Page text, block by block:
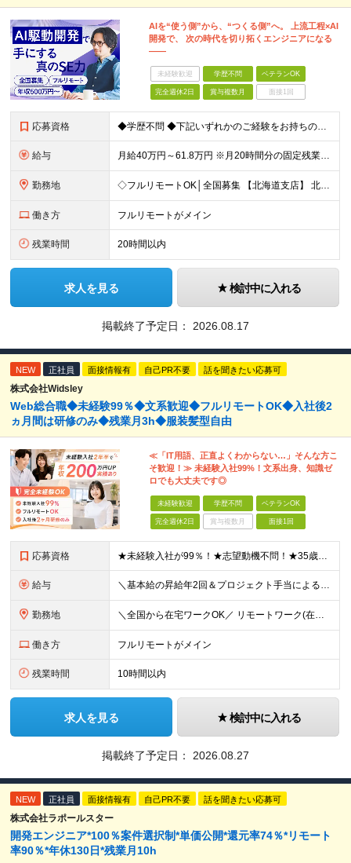
AIを“使う側”から、“つくる側”へ。 上流工程×AI
開発で、 次の時代を切り拓くエンジニアになる
――
未経験歓迎 学歴不問 ベテランOK
完全週休2日 賞与複数月 面接1回
応募資格 ◆学歴不問 ◆下記いずれかのご経験をお持ちの方 ・Webアプリケーション開発の実務経験（目安：7年以上） ・要件定義・基本設計など、上流工程の経験（目安：3年以上） ・Pythonでの開発経験（目安：
給与 月給40万円～61.8万円 ※月20時間分の固定残業代（58,000円～）を含む。超過時間分を別途支給 ※年齢、経験、スキル、前職給与などを考慮のうえ、決定いたします。 ※試用期間6ヶ月あり。期間中
勤務地 ◇フルリモートOK│全国募集 【北海道支店】 北海道札幌市中央区南一条西2丁目5番地 ※(変更の範囲)上記を除く当社関連勤務地 ※通勤不要
働き方 フルリモートがメイン
残業時間 20時間以内
求人を見る 検討中に入れる
掲載終了予定日： 2026.08.17
NEW 正社員 面接情報有 自己PR不要 話を聞きたい応募可
株式会社Widsley
Web総合職◆未経験99％◆文系歓迎◆フルリモートOK◆入社後2
ヵ月間は研修のみ◆残業月3h◆服装髪型自由
≪「IT用語、正直よくわからない…」そんな方こ
そ歓迎！≫ 未経験入社99%！文系出身、知識ゼ
ロでも大丈夫です◎
未経験歓迎 学歴不問 ベテランOK
完全週休2日 賞与複数月 面接1回
応募資格 ★未経験入社が99％！★志望動機不問！★35歳以下（長期キャリア形成のため） ■職種・業界経験不問、第二新卒大歓迎！ ■学歴不問 ≪1つでも当てはまる方にピッタリです≫ ★ChatGPTやAIなど
給与 ＼基本給の昇給年2回＆プロジェクト手当による昇給年12回！！／ 【未経験者の場合】 月給26万円～50万円＋プロジェクト手当＋資格手当 ★スキルや経験を考慮の上、優遇します ★上記給与には固定残業
勤務地 ＼全国から在宅ワークOK／ リモートワーク(在宅勤務)or東京23区、大阪のお客様先での勤務 ★転勤はありません ★希望をもとに配属先を決定します ★リモートワーク率5割強 ★フルリモートの場合は通
働き方 フルリモートがメイン
残業時間 10時間以内
求人を見る 検討中に入れる
掲載終了予定日： 2026.08.27
NEW 正社員 面接情報有 自己PR不要 話を聞きたい応募可
株式会社ラポールスター
開発エンジニア*100％案件選択制*単価公開*還元率74％*リモート
率90％*年休130日*残業月10h